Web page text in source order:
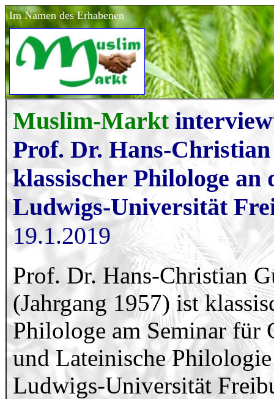
Im Namen des Erhabenen
Muslim-Markt
Prof. Dr. Hans-
klassischer Philologe an
Ludwigs-Universität
19.1.2019
Prof. Dr. Hans-Christian
(Jahrgang 1957) ist
Philologe am Seminar für
und Lateinische
Ludwigs-Universität